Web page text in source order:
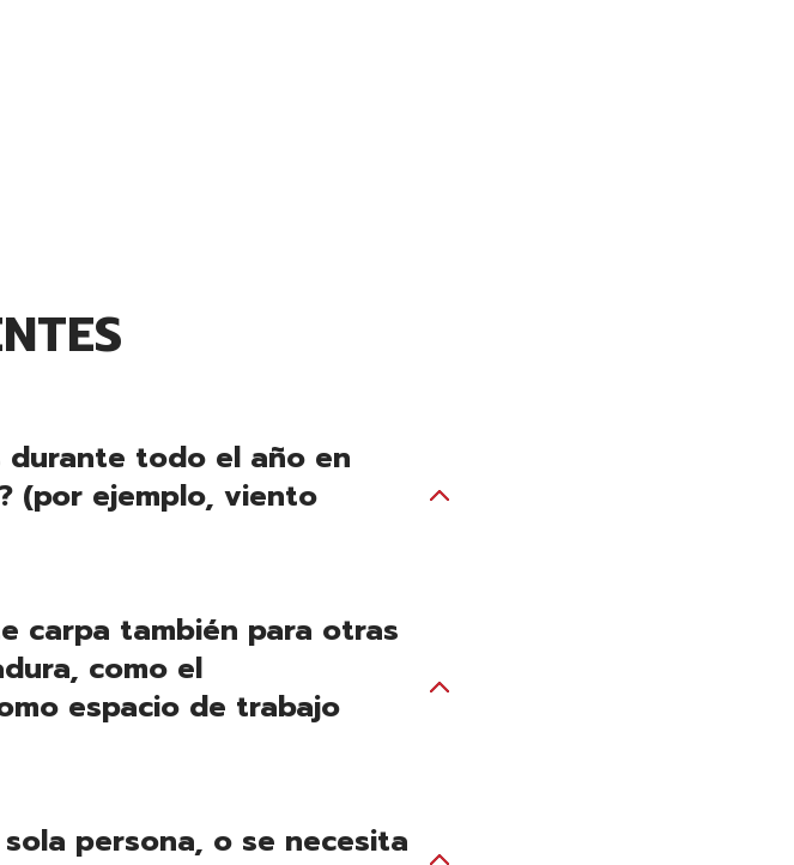
durante todo el año en
(por ejemplo, viento
carpa también para otras
como el
espacio de trabajo
persona, o se necesita